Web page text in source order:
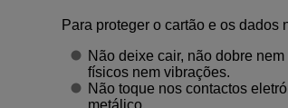
Para proteger o cartão e os
Não deixe cair, não dobre
físicos nem vibrações.
Não toque nos contactos
metálico.